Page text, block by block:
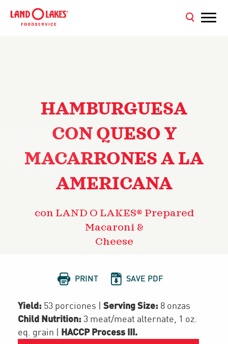
HAMBURGUESA
CON QUESO Y
MACARRONES A LA
AMERICANA
con LAND O LAKES® Prepared
Macaroni &
Cheese
 PRINT  SAVE PDF
Yield: 53 porciones Serving Size: 8 onzas
Child Nutrition: 3 meat/meat alternate 1 oz.
eq. grain
HACCP Process III.